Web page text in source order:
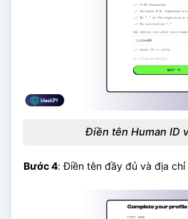
Điền tên Human ID
Bước 4: Điền tên đầy đủ và địa chỉ